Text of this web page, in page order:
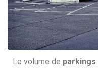
Le volume de parkings